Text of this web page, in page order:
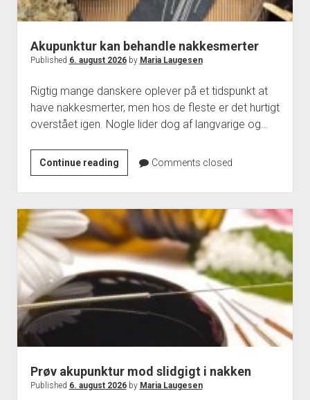
Akupunktur kan behandle nakkesmerter
Published 6. august 2026by Maria Laugesen
Rigtig mange danskere oplever på et tidspunkt at
have nakkesmerter, men hos de fleste er det hurtigt
overstået igen. Nogle lider dog af langvarige og…
Continue readingAkupunktur
kan
behandle
nakkesmerter
Comments closed
Prøv akupunktur mod slidgigt i nakken
Published 6. august 2026by Maria Laugesen